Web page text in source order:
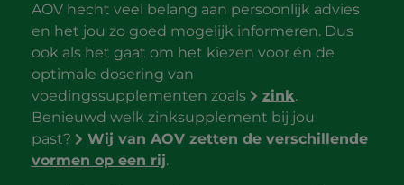
AOV hecht veel belang aan persoonlijk advies
en het jou zo goed mogelijk informeren. Dus
ook als het gaat om het kiezen voor én de
optimale dosering van
voedingssupplementen zoals
zink.
Benieuwd welk zinksupplement bij jou
past?
Wij van AOV zetten de verschillende
vormen op een rij.